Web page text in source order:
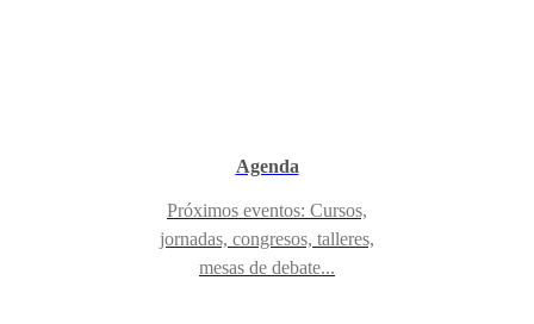
Agenda
Próximos eventos: Cursos,
jornadas, congresos, talleres,
mesas de debate...